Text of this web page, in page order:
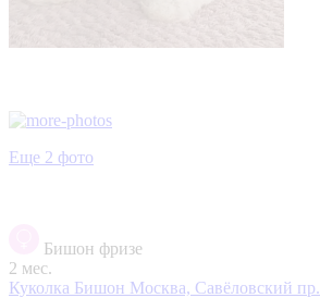
Еще 2 фото
Бишон фризе
2 мес.
Куколка Бишон Москва, Савёловский пр.